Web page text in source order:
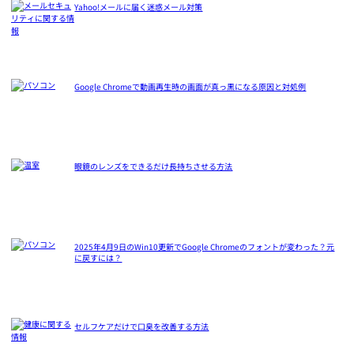
Yahoo!メールに届く迷惑メール対策
Google Chromeで動画再生時の画面が真っ黒になる原因と対処例
眼鏡のレンズをできるだけ長持ちさせる方法
2025年4月9日のWin10更新でGoogle Chromeのフォントが変わった？元
に戻すには？
セルフケアだけで口臭を改善する方法